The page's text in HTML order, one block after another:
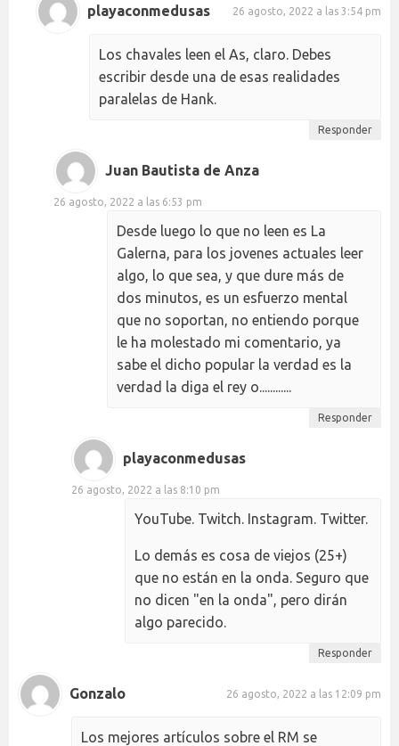
playaconmedusas 26 agosto, 2022 a las 3:54 pm
Los chavales leen el As, claro. Debes
escribir desde una de esas realidades
paralelas de Hank.
Responder
Juan Bautista de Anza
26 agosto, 2022 a las 6:53 pm
Desde luego lo que no leen es La
Galerna, para los jovenes actuales leer
algo, lo que sea, y que dure más de
dos minutos, es un esfuerzo mental
que no soportan, no entiendo porque
le ha molestado mi comentario, ya
sabe el dicho popular la verdad es la
verdad la diga el rey o............
Responder
playaconmedusas
26 agosto, 2022 a las 8:10 pm
YouTube. Twitch. Instagram. Twitter.
Lo demás es cosa de viejos (25+)
que no están en la onda. Seguro que
no dicen "en la onda", pero dirán
algo parecido.
Responder
Gonzalo 26 agosto, 2022 a las 12:09 pm
Los mejores artículos sobre el RM se